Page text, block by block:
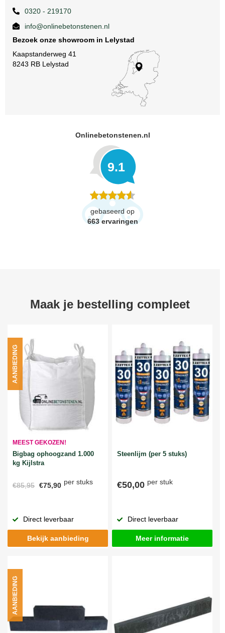
0320 - 219170
info@onlinebetonstenen.nl
Bezoek onze showroom in Lelystad
Kaapstanderweg 41
8243 RB Lelystad
Onlinebetonstenen.nl
9.1
gebaseerd op
663 ervaringen
Maak je bestelling compleet
MEEST GEKOZEN!
Bigbag ophoogzand 1.000
kg Kijlstra
€85,95 €75,90 per stuks
AANBIEDING
Direct leverbaar
Bekijk aanbieding
Steenlijm (per 5 stuks)
€50,00 per stuk
Direct leverbaar
Meer informatie
AANBIEDING